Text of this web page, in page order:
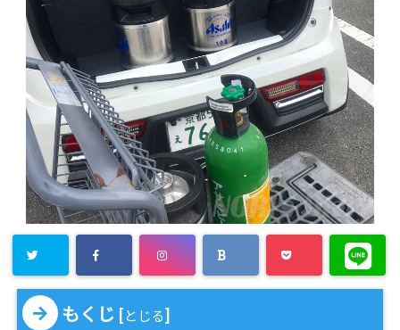
もくじ [とじる]